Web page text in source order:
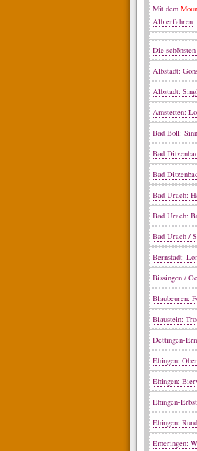
Mit dem
Alb erfahren
Die
Albstadt:
Albstadt:
Amstetten:
Bad Boll:
Bad
Bad
Bad Urach:
Bad Urach:
Bad Urach /
Bernstadt:
Bissingen /
Blaubeuren:
Blaustein:
Dettingen-
Ehingen:
Ehingen:
Ehingen-
Ehingen:
Emeringen: